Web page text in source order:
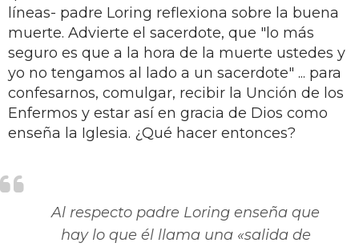
líneas- padre Loring reflexiona sobre la buena
muerte. Advierte el sacerdote, que "lo más
seguro es que a la hora de la muerte ustedes y
yo no tengamos al lado a un sacerdote" ... para
confesarnos, comulgar, recibir la Unción de los
Enfermos y estar así en gracia de Dios como
enseña la Iglesia. ¿Qué hacer entonces?
Al respecto padre Loring enseña que
hay lo que él llama una «salida de